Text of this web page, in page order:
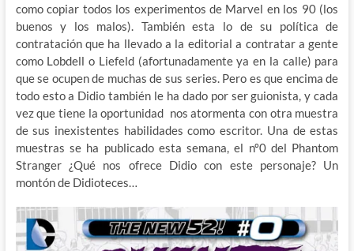
como copiar todos los experimentos de Marvel en los 90 (los
buenos y los malos). También esta lo de su política de
contratación que ha llevado a la editorial a contratar a gente
como Lobdell o Liefeld (afortunadamente ya en la calle) para
que se ocupen de muchas de sus series. Pero es que encima de
todo esto a Didio también le ha dado por ser guionista, y cada
vez que tiene la oportunidad nos atormenta con otra muestra
de sus inexistentes habilidades como escritor. Una de estas
muestras se ha publicado esta semana, el nº0 del Phantom
Stranger ¿Qué nos ofrece Didio con este personaje? Un
montón de Didioteces…